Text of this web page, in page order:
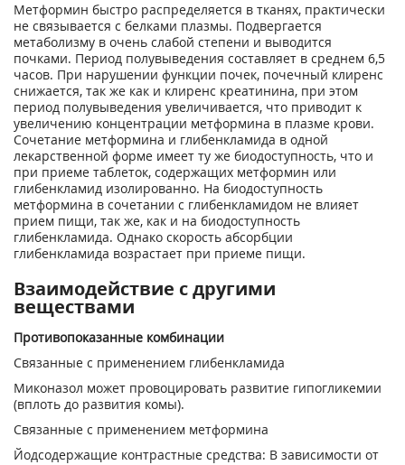
Метформин быстро распределяется в тканях, практически
не связывается с белками плазмы. Подвергается
метаболизму в очень слабой степени и выводится
почками. Период полувыведения составляет в среднем 6,5
часов. При нарушении функции почек, почечный клиренс
снижается, так же как и клиренс креатинина, при этом
период полувыведения увеличивается, что приводит к
увеличению концентрации метформина в плазме крови.
Сочетание метформина и глибенкламида в одной
лекарственной форме имеет ту же биодоступность, что и
при приеме таблеток, содержащих метформин или
глибенкламид изолированно. На биодоступность
метформина в сочетании с глибенкламидом не влияет
прием пищи, так же, как и на биодоступность
глибенкламида. Однако скорость абсорбции
глибенкламида возрастает при приеме пищи.
Взаимодействие с другими
веществами
Противопоказанные комбинации
Связанные с применением глибенкламида
Миконазол может провоцировать развитие гипогликемии
(вплоть до развития комы).
Связанные с применением метформина
Йодсодержащие контрастные средства: В зависимости от